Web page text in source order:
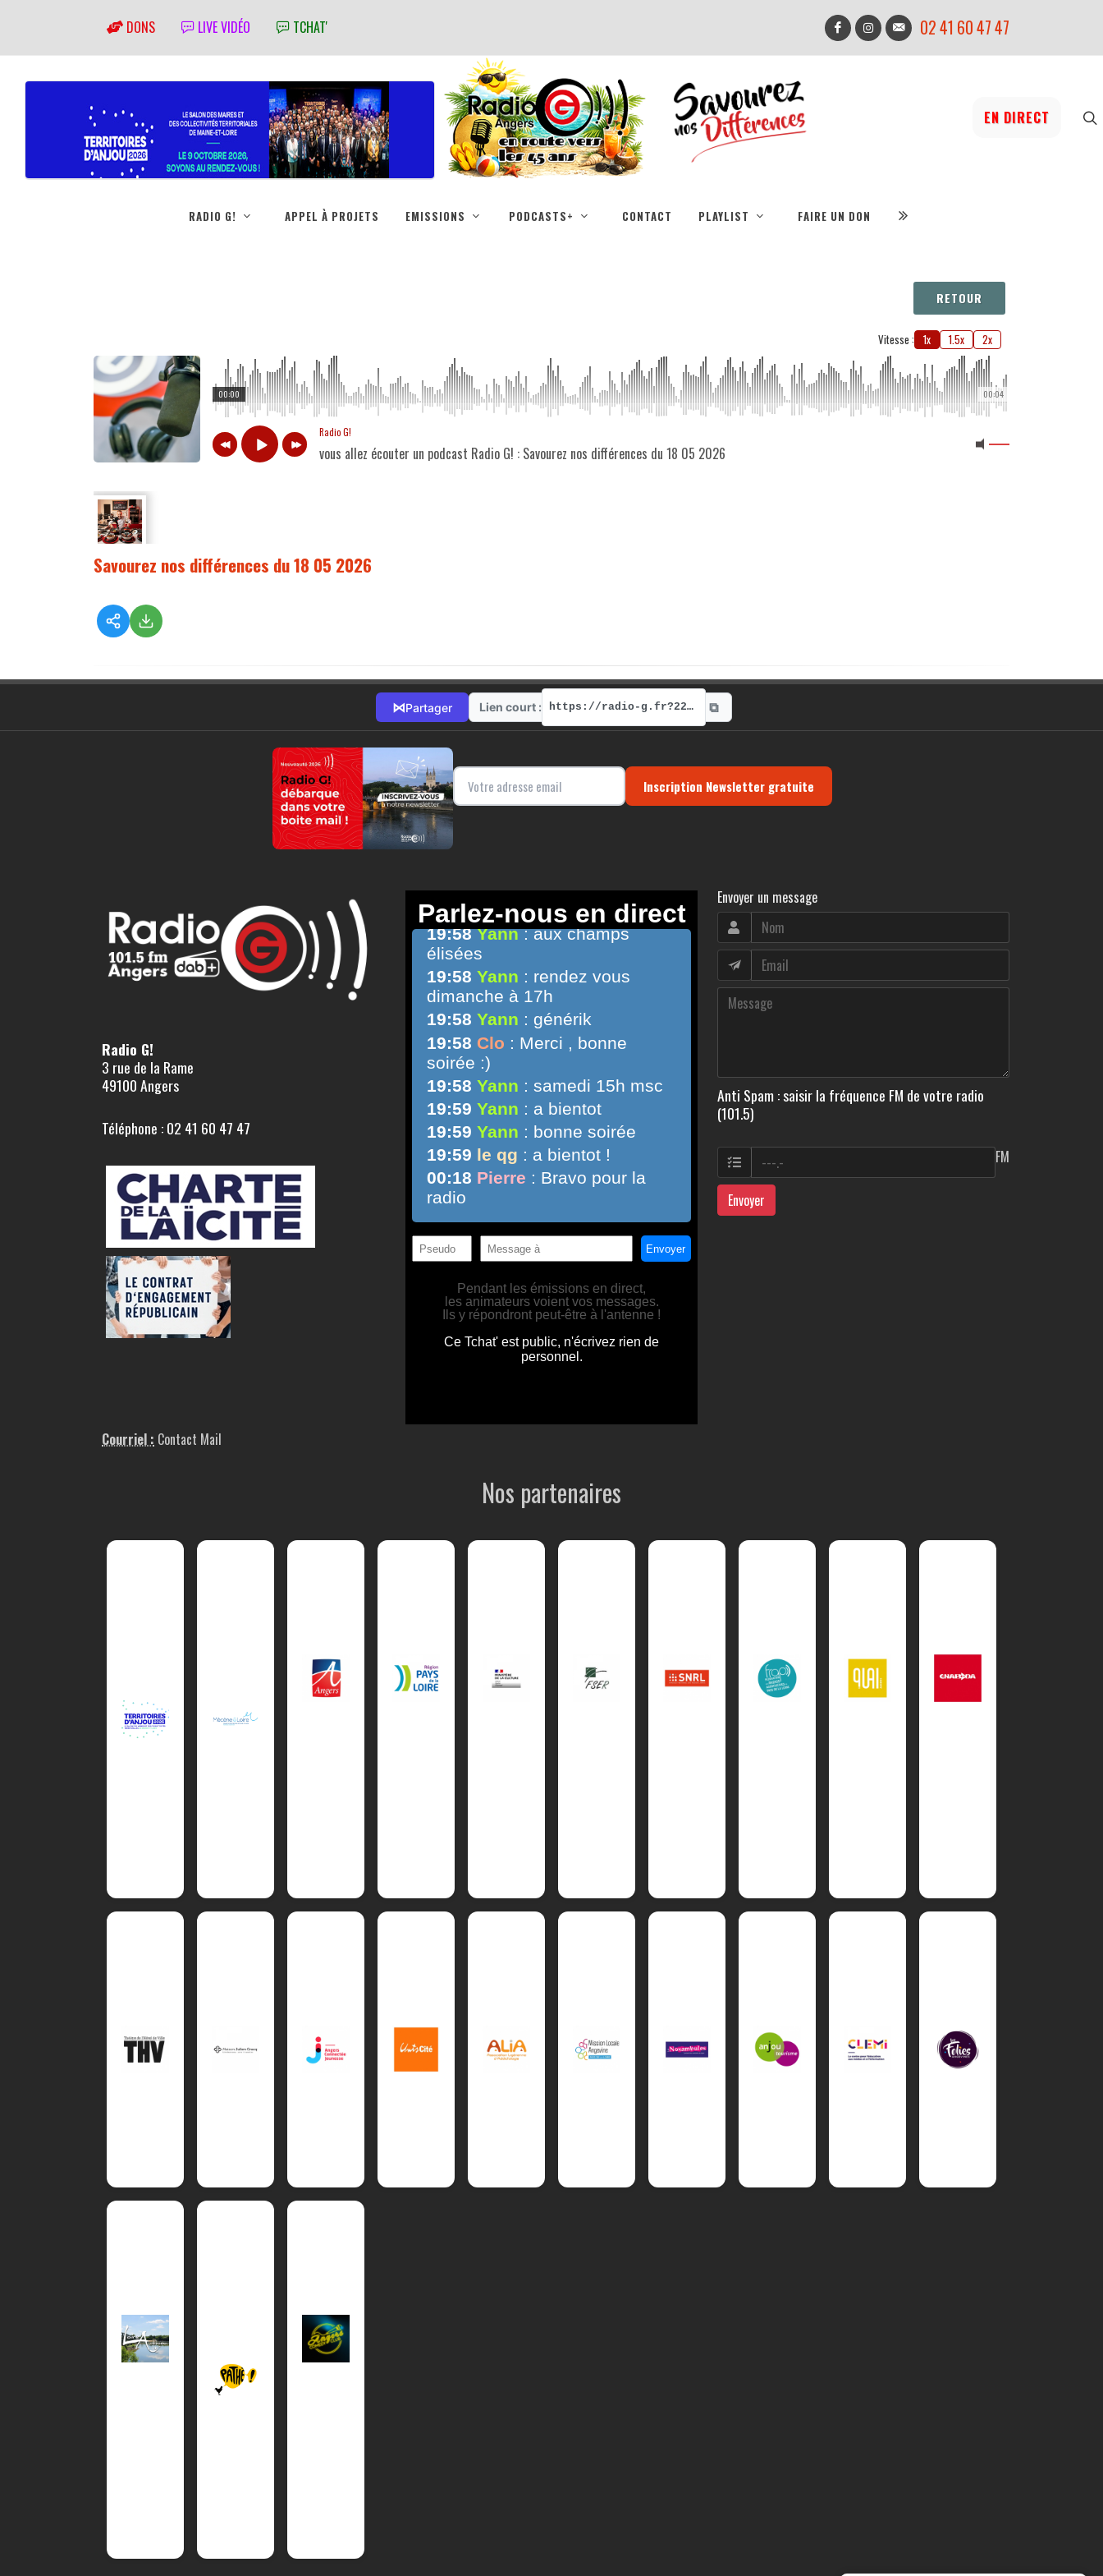
DONS LIVE VIDÉO TCHAT' 02 41 60 47 47
EN DIRECT
RADIO G! APPEL À PROJETS EMISSIONS PODCASTS+ CONTACT PLAYLIST FAIRE UN DON
RETOUR
Vitesse : 1x 1.5x 2x
00:04
00:00
Radio G!
vous allez écouter un podcast Radio G! : Savourez nos différences du 18 05 2026
Savourez nos différences du 18 05 2026
⋈Partager Lien court : https://radio-g.fr?22073 ⧉
Inscription Newsletter gratuite
Radio G!
3 rue de la Rame
49100 Angers
Téléphone : 02 41 60 47 47
Courriel : Contact Mail
Envoyer un message
Anti Spam : saisir la fréquence FM de votre radio
(101.5)
FM
Envoyer
Nos partenaires